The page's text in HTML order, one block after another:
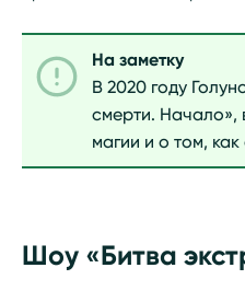
На заметку
В 2020 году
смерти. Начало»,
магии и о том,
Шоу «Битва